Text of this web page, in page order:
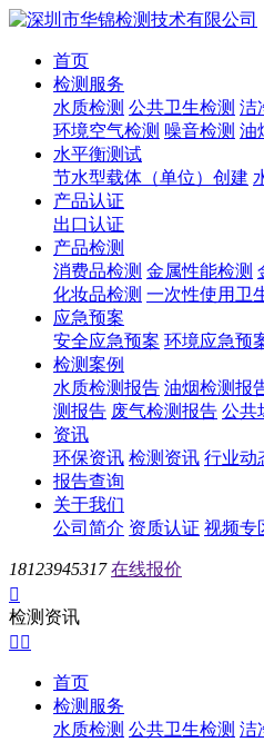
首页
检测服务
水质检测 公共卫生检测 洁
环境空气检测 噪音检测 油
水平衡测试
节水型载体（单位）创建
产品认证
出口认证
产品检测
消费品检测 金属性能检测
化妆品检测 一次性使用卫
应急预案
安全应急预案 环境应急预
检测案例
水质检测报告 油烟检测报
测报告 废气检测报告 公共
资讯
环保资讯 检测资讯 行业动
报告查询
关于我们
公司简介 资质认证 视频专
18123945317 在线报价

检测资讯
 
首页
检测服务
水质检测 公共卫生检测 洁